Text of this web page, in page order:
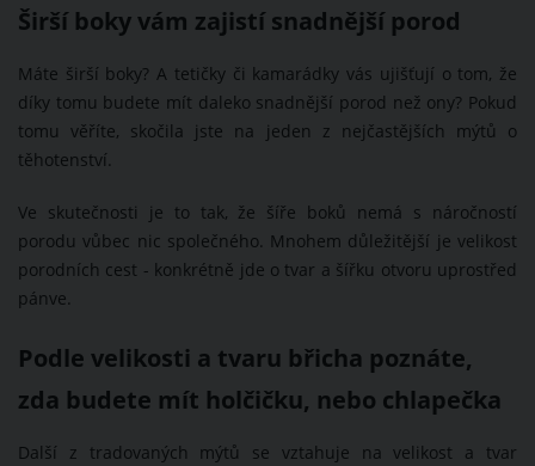
Širší boky vám zajistí snadnější porod
Máte širší boky? A tetičky či kamarádky vás ujišťují o tom, že
díky tomu budete mít daleko snadnější porod než ony? Pokud
tomu věříte, skočila jste na jeden z nejčastějších mýtů o
těhotenství.
Ve skutečnosti je to tak, že šíře boků nemá s náročností
porodu vůbec nic společného. Mnohem důležitější je velikost
porodních cest - konkrétně jde o tvar a šířku otvoru uprostřed
pánve.
Podle velikosti a tvaru břicha poznáte,
zda budete mít holčičku, nebo chlapečka
Další z tradovaných mýtů se vztahuje na velikost a tvar